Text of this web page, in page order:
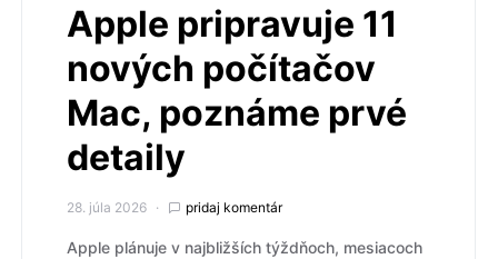
Apple pripravuje 11
nových počítačov
Mac, poznáme prvé
detaily
28. júla 2026 pridaj komentár
Apple plánuje v najbližších týždňoch, mesiacoch